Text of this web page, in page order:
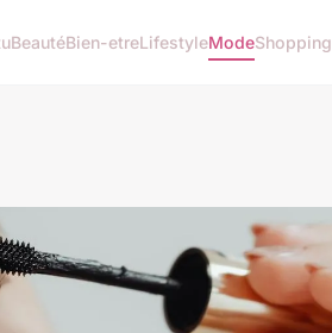
BeautéBien-etreLifestyleModeShopping